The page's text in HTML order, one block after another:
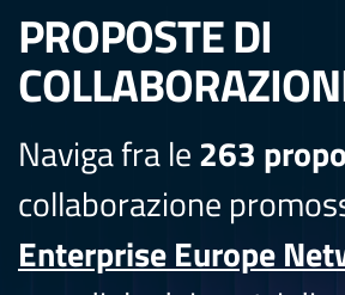
PROPOSTE DI
Naviga fra le263
collaborazione
Enterprise Europe